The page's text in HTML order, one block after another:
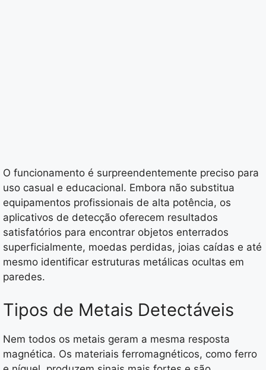
O funcionamento é surpreendentemente preciso para
uso casual e educacional. Embora não substitua
equipamentos profissionais de alta potência, os
aplicativos de detecção oferecem resultados
satisfatórios para encontrar objetos enterrados
superficialmente, moedas perdidas, joias caídas e até
mesmo identificar estruturas metálicas ocultas em
paredes.
Tipos de Metais Detectáveis
Nem todos os metais geram a mesma resposta
magnética. Os materiais ferromagnéticos, como ferro